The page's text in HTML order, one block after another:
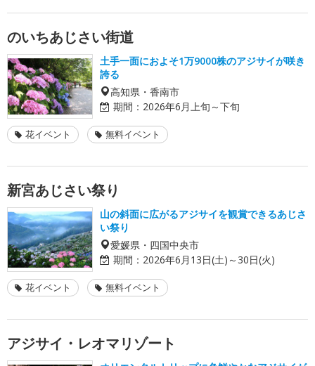
のいちあじさい街道
土手一面におよそ1万9000株のアジサイが咲き
誇る
高知県・香南市
期間： 2026年6月上旬～下旬
花イベント 無料イベント
新宮あじさい祭り
山の斜面に広がるアジサイを観賞できるあじさ
い祭り
愛媛県・四国中央市
期間： 2026年6月13日(土)～30日(火)
花イベント 無料イベント
アジサイ・レオマリゾート